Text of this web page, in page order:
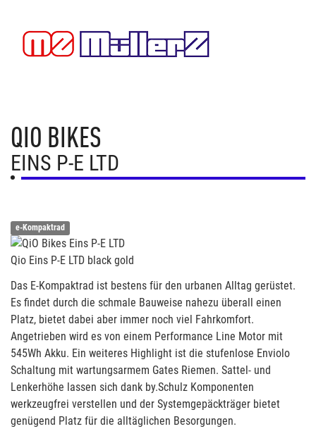
QIO BIKES
EINS P-E LTD
e-Kompaktrad
Qio Eins P-E LTD black gold
Das E-Kompaktrad ist bestens für den urbanen Alltag gerüstet.
Es findet durch die schmale Bauweise nahezu überall einen
Platz, bietet dabei aber immer noch viel Fahrkomfort.
Angetrieben wird es von einem Performance Line Motor mit
545Wh Akku. Ein weiteres Highlight ist die stufenlose Enviolo
Schaltung mit wartungsarmem Gates Riemen. Sattel- und
Lenkerhöhe lassen sich dank by.Schulz Komponenten
werkzeugfrei verstellen und der Systemgepäckträger bietet
genügend Platz für die alltäglichen Besorgungen.